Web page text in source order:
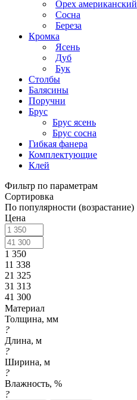
Орех американский
Сосна
Береза
Кромка
Ясень
Дуб
Бук
Столбы
Балясины
Поручни
Брус
Брус ясень
Брус сосна
Гибкая фанера
Комплектующие
Клей
Фильтр по параметрам
Сортировка
По популярности (возрастание)
Цена
1 350
11 338
21 325
31 313
41 300
Материал
Толщина, мм
?
Длина, м
?
Ширина, м
?
Влажность, %
?